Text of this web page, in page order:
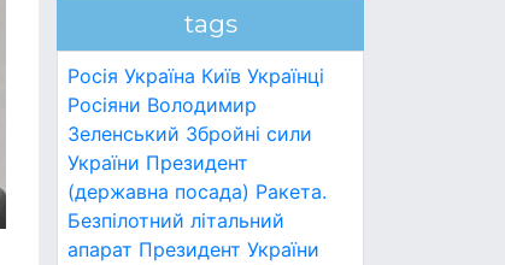
tags
Росія Україна Київ Українці
Росіяни Володимир
Зеленський Збройні сили
України Президент
(державна посада) Ракета.
Безпілотний літальний
апарат Президент України